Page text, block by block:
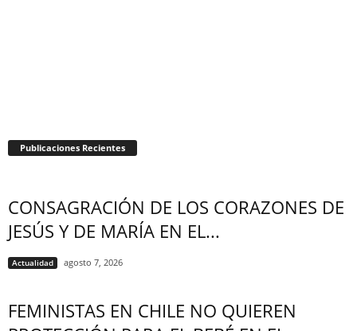
Publicaciones Recientes
CONSAGRACIÓN DE LOS CORAZONES DE
JESÚS Y DE MARÍA EN EL...
Actualidad agosto 7, 2026
FEMINISTAS EN CHILE NO QUIEREN